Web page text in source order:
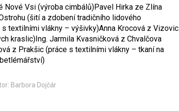
Nové Vsi (výroba cimbálů)Pavel Hirka ze Zlína
(šití a zdobení tradičního lidového
s textilními vlákny – výšivky)Anna Krocová z Vizovic
kraslic)Ing. Jarmila Kvasničková z Chvalčova
z Prakšic (práce s textilními vlákny – tkaní na
Barbora Dojčár